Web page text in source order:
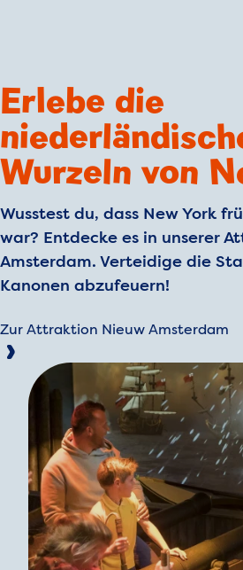
Erlebe die
Wurzeln von
Wusstest du, dass New York
war? Entdecke es in unserer
Amsterdam. Verteidige die
Kanonen abzufeuern!
Zur Attraktion Nieuw Amsterdam